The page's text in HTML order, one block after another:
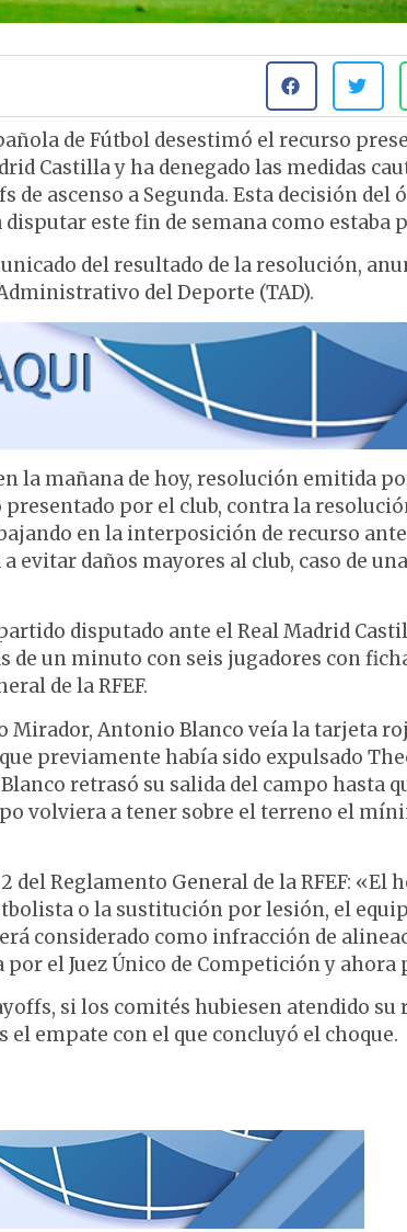
de Fútbol desestimó el recurso
Castilla y ha denegado las medidas
ascenso a Segunda. Esta decisión
este fin de semana como estaba
del resultado de la resolución,
del Deporte (TAD).
la mañana de hoy, resolución emitida
por el club, contra la
en la interposición de recurso
evitar daños mayores al club, caso de
disputado ante el Real Madrid
de un minuto con seis jugadores con
de la RFEF.
Antonio Blanco veía la tarjeta
previamente había sido expulsado
retrasó su salida del campo hasta
volviera a tener sobre el terreno el
Reglamento General de la RFEF: «El
o la sustitución por lesión, el
considerado como infracción de
el Juez Único de Competición y ahora
si los comités hubiesen atendido su
empate con el que concluyó el choque.